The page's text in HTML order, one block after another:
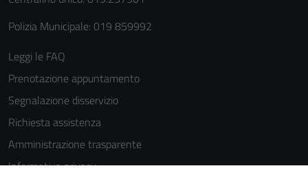
Polizia Municipale: 019 859992
Leggi le FAQ
Prenotazione appuntamento
Segnalazione disservizio
Richiesta assistenza
Amministrazione trasparente
Informativa privacy